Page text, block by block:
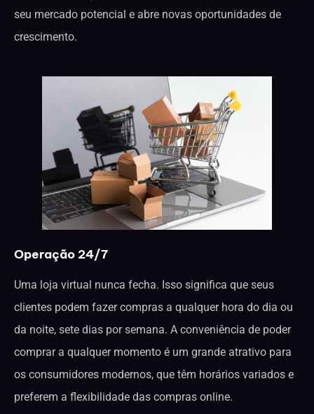
seu mercado potencial e abre novas oportunidades de
crescimento.
Operação 24/7
Uma loja virtual nunca fecha. Isso significa que seus
clientes podem fazer compras a qualquer hora do dia ou
da noite, sete dias por semana. A conveniência de poder
comprar a qualquer momento é um grande atrativo para
os consumidores modernos, que têm horários variados e
preferem a flexibilidade das compras online.